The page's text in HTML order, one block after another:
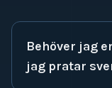
Behöver jag
jag pratar